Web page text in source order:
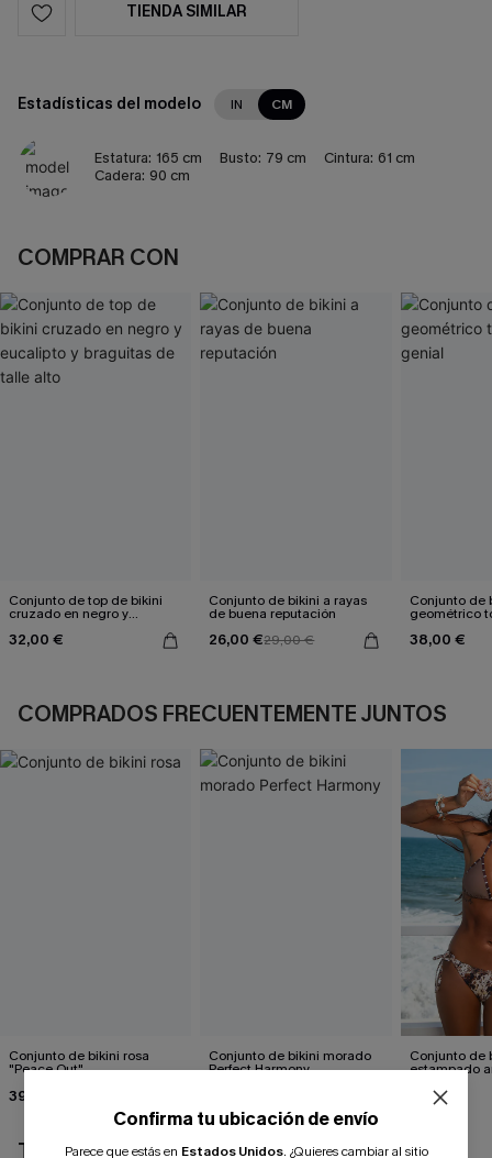
TIENDA SIMILAR
Estadísticas del modelo IN CM
Estatura: 165 cm Busto: 79 cm Cintura: 61 cm
Cadera: 90 cm
COMPRAR CON
Conjunto de top de bikini
cruzado en negro y
eucalipto y braguitas de
talle alto
32,00 €
Conjunto de bikini a rayas
de buena reputación
26,00 €29,00 €
Conjunto de
geométrico
genial
38,00 €
COMPRADOS FRECUENTEMENTE JUNTOS
Conjunto de bikini rosa
"Peace Out"
39,00 €
Conjunto de bikini morado
Perfect Harmony
Conjunto de
estampado
31,00 €
Confirma tu ubicación de envío
Parece que estás en Estados Unidos. ¿Quieres cambiar al sitio